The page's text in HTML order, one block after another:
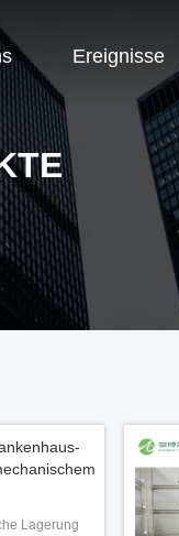
Ereignisse
Lagerung